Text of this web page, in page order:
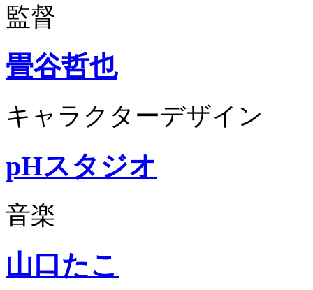
監督
畳谷哲也
キャラクターデザイン
pHスタジオ
音楽
山口たこ